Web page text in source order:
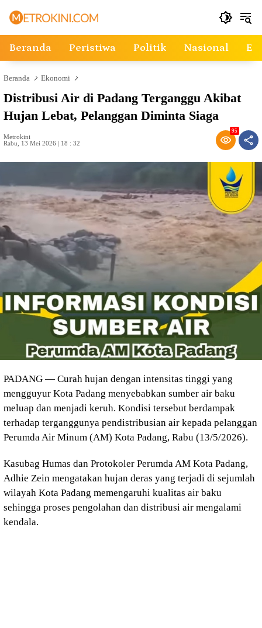
Beranda Peristiwa Politik Nasional
Beranda Ekonomi
Distribusi Air di Padang Terganggu Akibat
Hujan Lebat, Pelanggan Diminta Siaga
Metrokini
Rabu, 13 Mei 2026 | 18 : 32
95
PADANG — Curah hujan dengan intensitas tinggi yang
mengguyur Kota Padang menyebabkan sumber air baku
meluap dan menjadi keruh. Kondisi tersebut berdampak
terhadap terganggunya pendistribusian air kepada pelanggan
Perumda Air Minum (AM) Kota Padang, Rabu (13/5/2026).
Kasubag Humas dan Protokoler Perumda AM Kota Padang,
Adhie Zein mengatakan hujan deras yang terjadi di sejumlah
wilayah Kota Padang memengaruhi kualitas air baku
sehingga proses pengolahan dan distribusi air mengalami
kendala.